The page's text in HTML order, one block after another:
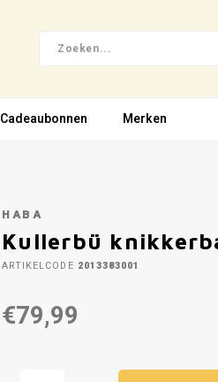
Cadeaubonnen Merken
HABA
Kullerbü
ARTIKELCODE 2013383001
€79,99